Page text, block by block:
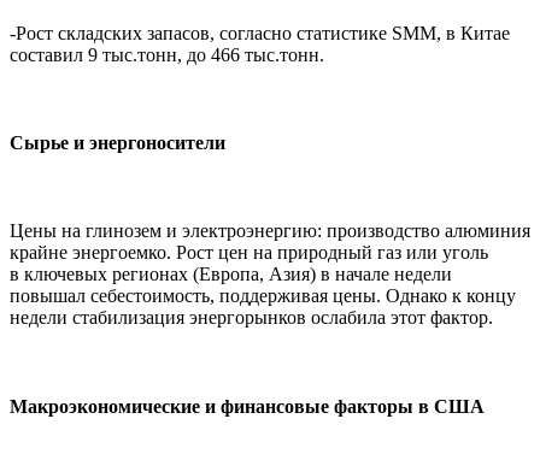
-Рост складских запасов, согласно статистике SMM, в Китае
составил 9 тыс.тонн, до 466 тыс.тонн.
Сырье и энергоносители
Цены на глинозем и электроэнергию: производство алюминия
крайне энергоемко. Рост цен на природный газ или уголь
в ключевых регионах (Европа, Азия) в начале недели
повышал себестоимость, поддерживая цены. Однако к концу
недели стабилизация энергорынков ослабила этот фактор.
Макроэкономические и финансовые факторы в США